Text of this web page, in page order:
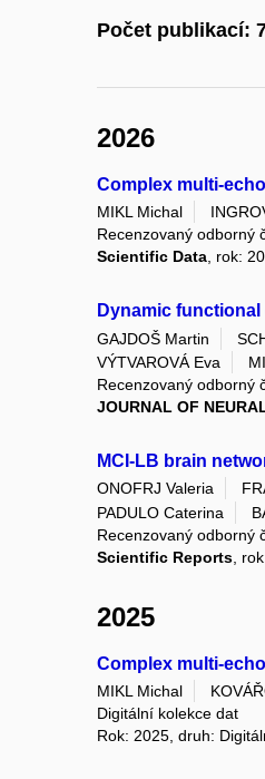
Počet publikací:
2026
Complex multi-
MIKL Michal
Recenzovaný odborný
Scientific Data, rok:
Dynamic
GAJDOŠ Martin
VÝTVAROVÁ Eva
Recenzovaný odborný
JOURNAL OF
MCI-LB brain
ONOFRJ Valeria
PADULO Caterina
Recenzovaný odborný
Scientific Reports ,
2025
Complex multi-
MIKL Michal
Digitální kolekce dat
Rok: 2025, druh: